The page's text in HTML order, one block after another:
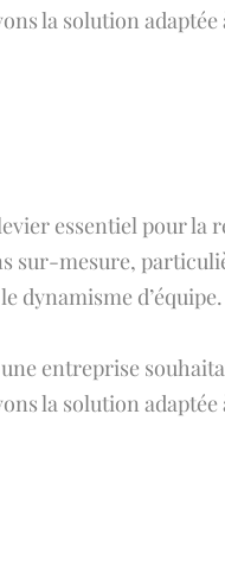
la solution adaptée
essentiel pour la
sur-mesure,
dynamisme d’équipe.
entreprise
la solution adaptée